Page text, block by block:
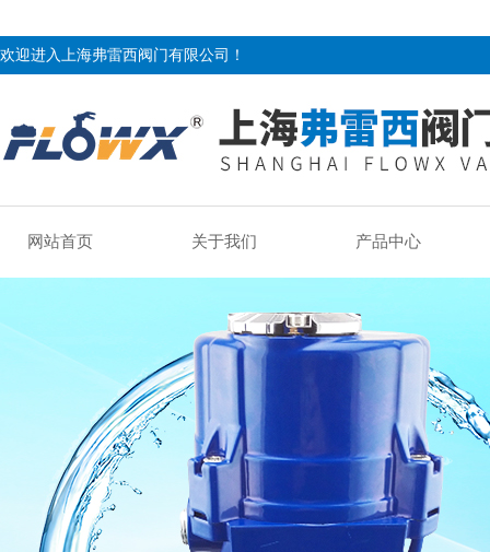
欢迎进入上海弗雷西阀门有限公司！
网站首页 关于我们 产品中心